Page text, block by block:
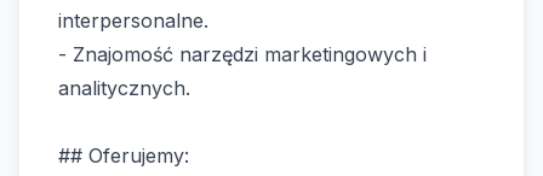
interpersonalne.
- Znajomość narzędzi marketingowych i
analitycznych.
## Oferujemy: